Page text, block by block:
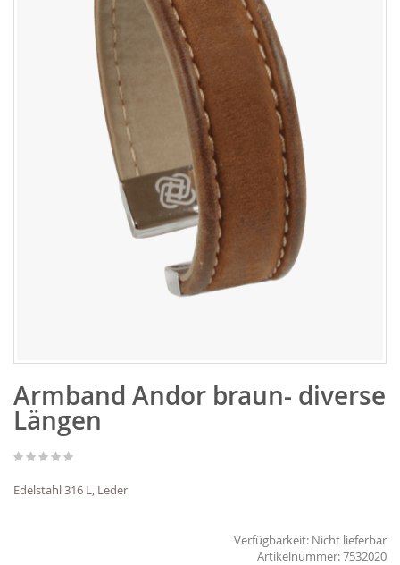
Anfang
der
Bildgalerie
springen
Armband Andor braun- diverse
Längen
Edelstahl 316 L, Leder
Verfügbarkeit: Nicht lieferbar
7532020